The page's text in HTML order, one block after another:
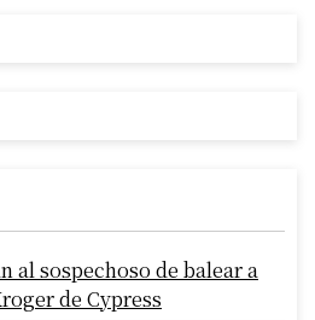
al sospechoso de balear a
de Cypress